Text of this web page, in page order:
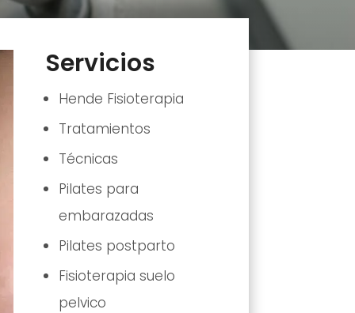
Servicios
Hende Fisioterapia
Tratamientos
Técnicas
Pilates para
embarazadas
Pilates postparto
Fisioterapia suelo
pelvico